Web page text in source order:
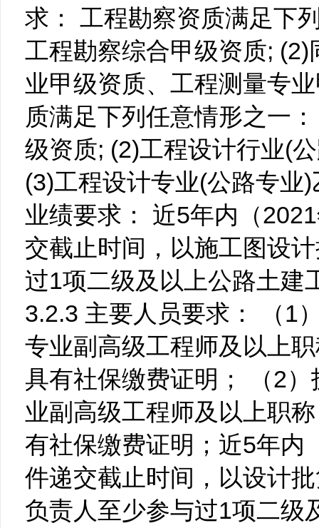
求： 工程勘察资质满足下
工程勘察综合甲级资质;
业甲级资质、工程测量专
质满足下列任意情形之一
级资质; (2)工程设计行业(
(3)工程设计专业(公路专业
业绩要求： 近5年内（
交截止时间，以施工图设
过1项二级及以上公路土建
3.2.3 主要人员要求： （1
专业副高级工程师及以上
具有社保缴费证明； （2
业副高级工程师及以上职
有社保缴费证明；近5年内
件递交截止时间，以设计
负责人至少参与过1项二级